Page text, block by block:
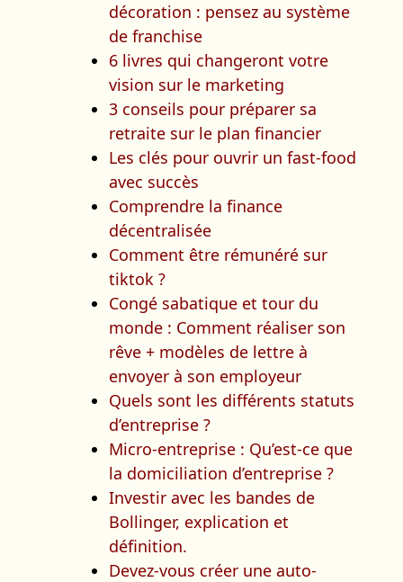
décoration : pensez au système
de franchise
6 livres qui changeront votre
vision sur le marketing
3 conseils pour préparer sa
retraite sur le plan financier
Les clés pour ouvrir un fast-food
avec succès
Comprendre la finance
décentralisée
Comment être rémunéré sur
tiktok ?
Congé sabatique et tour du
monde : Comment réaliser son
rêve + modèles de lettre à
envoyer à son employeur
Quels sont les différents statuts
d’entreprise ?
Micro-entreprise : Qu’est-ce que
la domiciliation d’entreprise ?
Investir avec les bandes de
Bollinger, explication et
définition.
Devez-vous créer une auto-